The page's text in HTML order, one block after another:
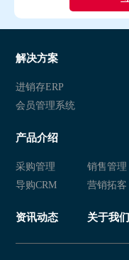
解决方案
进销存ERP
会员管理系统
产品介绍
采购管理 销售管理
导购CRM
营销拓客
资讯动态 关于我们